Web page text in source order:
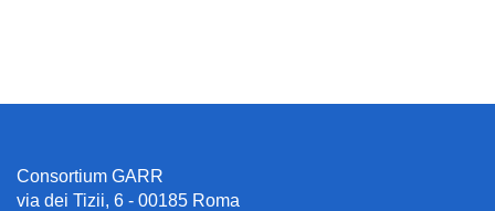
Consortium GARR
via dei Tizii, 6 - 00185 Roma